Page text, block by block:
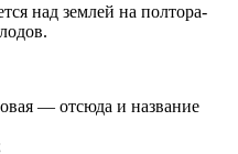
над землей на полтора-
— отсюда и название